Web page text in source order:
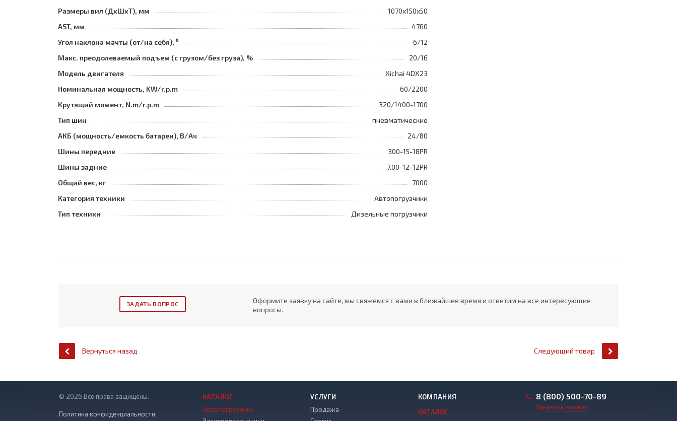
Размеры вил (ДхШхТ), мм
1070х150х50
AST, мм
4760
Угол наклона мачты (от/на себя), ⁰
6/12
Макс. преодолеваемый подъем (с грузом/без груза), %
20/16
Модель двигателя
Xichai 4DX23
Номинальная мощность, KW/r.p.m
60/2200
Крутящий момент, N.m/r.p.m
320/1400-1700
Тип шин
пневматические
АКБ (мощность/емкость батареи), В/Ач
24/80
Шины передние
300-15-18PR
Шины задние
7.00-12-12PR
Общий вес, кг
7000
Категория техники
Автопогрузчики
Тип техники
Дизельные погрузчики
ЗАДАТЬ ВОПРОС
Оформите заявку на сайте, мы свяжемся с вами в ближайшее время и ответим на все интересующие
вопросы.
Вернуться назад Следующий товар
© 2026 Все права защищены.
Политика конфиденциальности
КАТАЛОГ
Автопогрузчики
УСЛУГИ
Продажа
КОМПАНИЯ
КАТАЛОГ
8 (800) 500-70-89
Заказать звонок